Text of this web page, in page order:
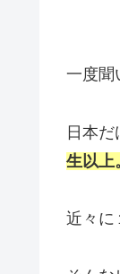
一度聞
日本
生以上
近々に